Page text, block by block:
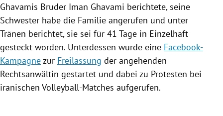
Ghavamis Bruder Iman Ghavami berichtete, seine
Schwester habe die Familie angerufen und unter
Tränen berichtet, sie sei für 41 Tage in Einzelhaft
gesteckt worden. Unterdessen wurde eine Facebook-
Kampagnezur Freilassung der angehenden
Rechtsanwältin gestartet und dabei zu Protesten bei
iranischen Volleyball-Matches aufgerufen.